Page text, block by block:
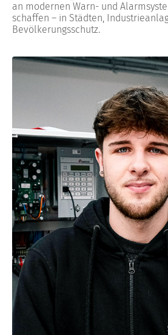
an modernen Warn- und
schaffen – in Städten,
Bevölkerungsschutz.